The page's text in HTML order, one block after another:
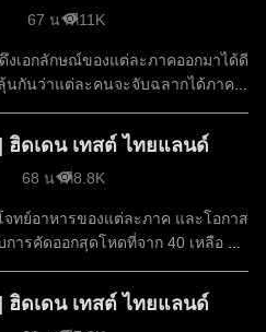
67 นาที11K
เอกลักษณ์ของแต่ละภาคออกมาได้ดี
นกันว่าแต่ละคนจะจับฉลากได้ภาค
ฮิดเดน เทสต์ ไทยแลนด์
68 นาที8.8K
ทย์อาหารของแต่ละภาค และโอกาส
ารคัดออกสุดโหดที่จาก 40 เหลือ 30
ฮิดเดน เทสต์ ไทยแลนด์